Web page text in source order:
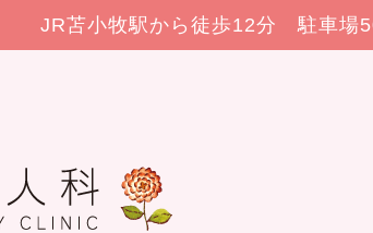
JR苫小牧駅から徒歩12分 駐車場